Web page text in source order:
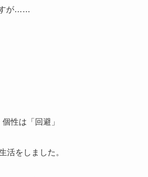
すが……
性は「回避」
活をしました。